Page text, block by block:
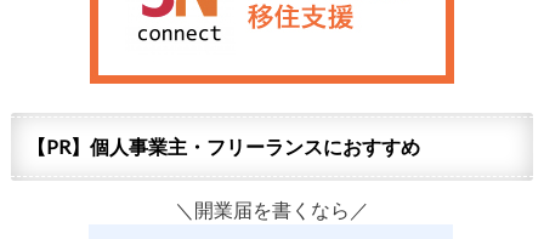
【PR】個人事業主・フリーランスにおすすめ
＼開業届を書くなら／